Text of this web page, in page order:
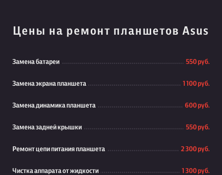
Цены на ремонт планшетов Asus
Замена батареи 550 руб.
Замена экрана планшета 1 100 руб.
Замена динамика планшета 600 руб.
Замена задней крышки 550 руб.
Ремонт цепи питания планшета 2 300 руб.
Чистка аппарата от жидкости 1 300 руб.